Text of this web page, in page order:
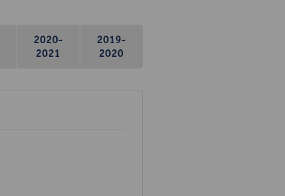
2020-
2021
2019-
2020